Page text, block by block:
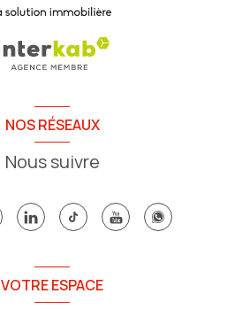
NOS RÉSEAUX
Nous suivre
VOTRE ESPACE